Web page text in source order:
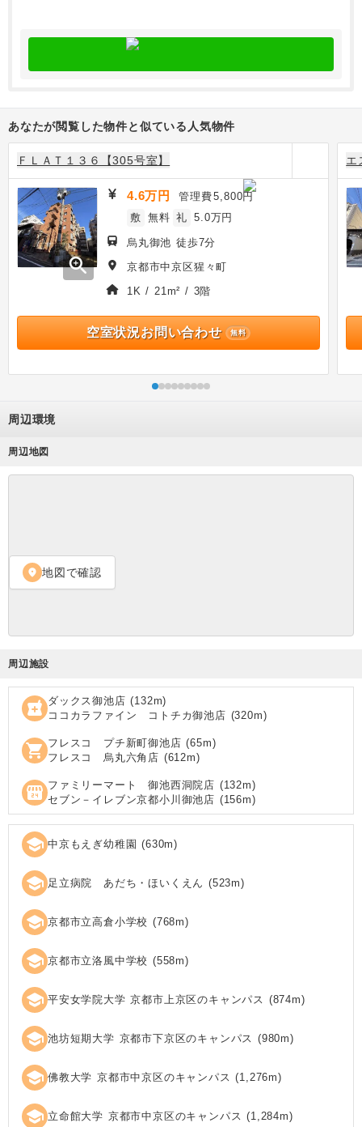
あなたが閲覧した物件と似ている人気物件
ＦＬＡＴ１３６【305号室】
zoom_in
4.6万円 管理費5,800円
敷 無料 礼 5.0万円
烏丸御池 徒歩7分
京都市中京区猩々町
1K / 21m² / 3階
空室状況お問い合わせ 無料
エ
周辺環境
周辺地図
location_on 地図で確認
周辺施設
local_pharmacy ダックス御池店 (132m)
ココカラファイン コトチカ御池店 (320m)
shopping_cart フレスコ プチ新町御池店 (65m)
フレスコ 烏丸六角店 (612m)
local_convenience_store ファミリーマート 御池西洞院店 (132m)
セブン－イレブン京都小川御池店 (156m)
school 中京もえぎ幼稚園 (630m)
school 足立病院 あだち・ほいくえん (523m)
school 京都市立高倉小学校 (768m)
school 京都市立洛風中学校 (558m)
school 平安女学院大学 京都市上京区のキャンパス (874m)
school 池坊短期大学 京都市下京区のキャンパス (980m)
school 佛教大学 京都市中京区のキャンパス (1,276m)
school 立命館大学 京都市中京区のキャンパス (1,284m)